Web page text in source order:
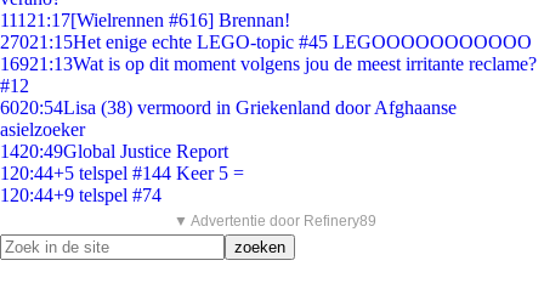
111 21:17[Wielrennen #616] Brennan!
27021:15Het enige echte LEGO-topic #45 LEGOOOOOOOOOOO
16921:13Wat is op dit moment volgens jou de meest irritante reclame?
#12
6020:54Lisa (38) vermoord in Griekenland door Afghaanse
asielzoeker
1420:49Global Justice Report
1 20:44+5 telspel #144 Keer 5 =
1 20:44+9 telspel #74
▼ Advertentie door Refinery89